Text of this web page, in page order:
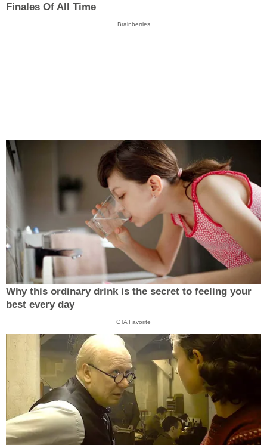
Finales Of All Time
Brainberries
Why this ordinary drink is the secret to feeling your
best every day
CTA Favorite